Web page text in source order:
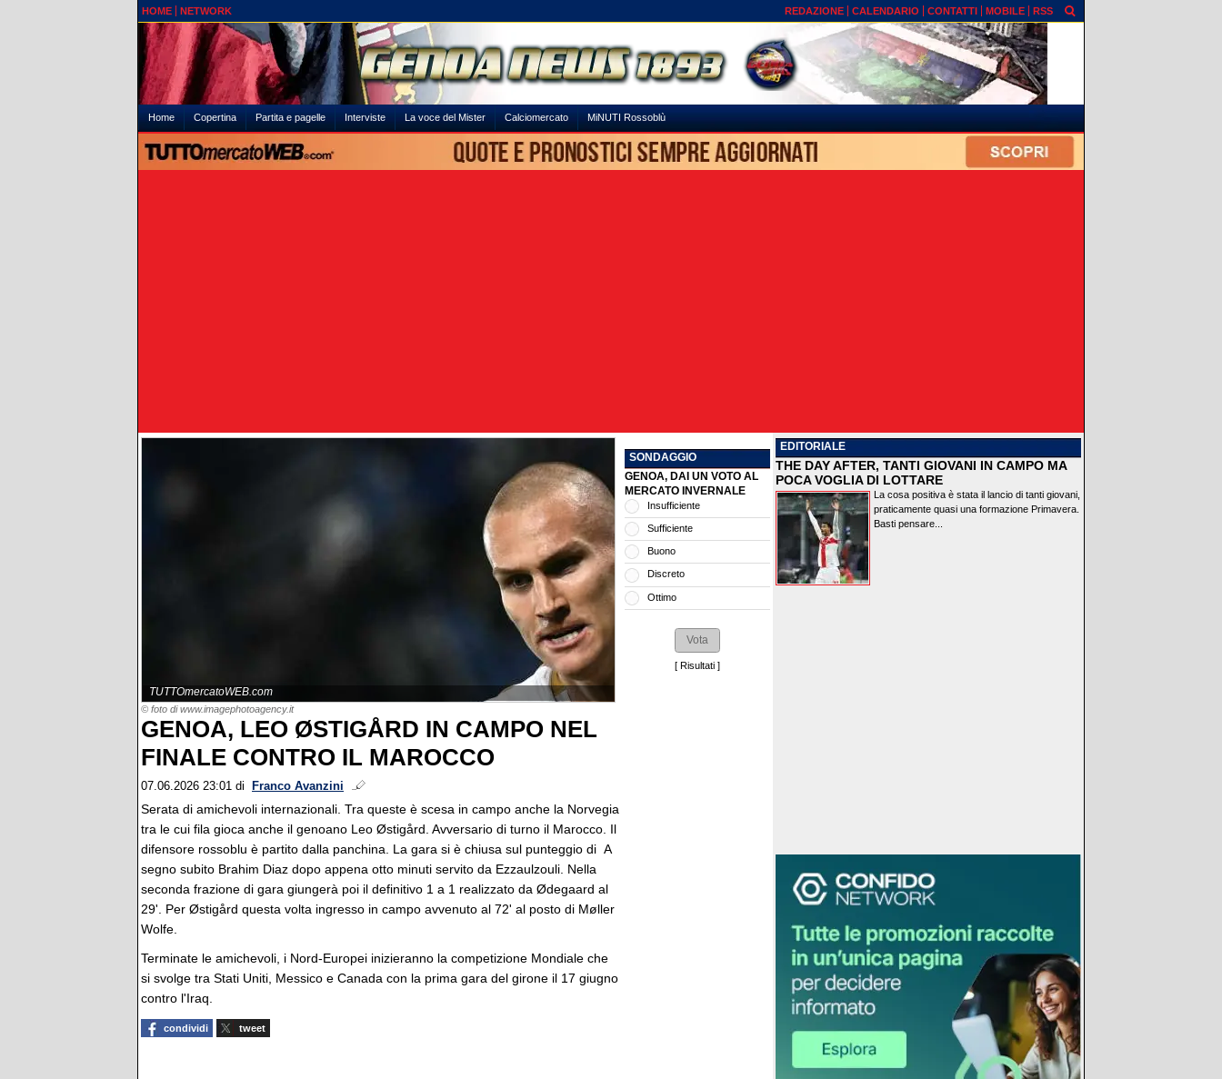
HOME NETWORK REDAZIONE CALENDARIO CONTATTI MOBILE RSS
Home Copertina Partita e pagelle Interviste La voce del Mister Calciomercato MiNUTI Rossoblù
TUTTOmercatoWEB.com
© foto di www.imagephotoagency.it
GENOA, LEO ØSTIGÅRD IN CAMPO NEL
FINALE CONTRO IL MAROCCO
07.06.2026 23:01 di Franco Avanzini
Serata di amichevoli internazionali. Tra queste è scesa in campo anche la Norvegia
tra le cui fila gioca anche il genoano Leo Østigård. Avversario di turno il Marocco. Il
difensore rossoblu è partito dalla panchina. La gara si è chiusa sul punteggio di A
segno subito Brahim Diaz dopo appena otto minuti servito da Ezzaulzouli. Nella
seconda frazione di gara giungerà poi il definitivo 1 a 1 realizzato da Ødegaard al
29'. Per Østigård questa volta ingresso in campo avvenuto al 72' al posto di Møller
Wolfe.
Terminate le amichevoli, i Nord-Europei inizieranno la competizione Mondiale che
si svolge tra Stati Uniti, Messico e Canada con la prima gara del girone il 17 giugno
contro l'Iraq.
condividi tweet
SONDAGGIO
GENOA, DAI UN VOTO AL
MERCATO INVERNALE
Insufficiente
Sufficiente
Buono
Discreto
Ottimo
[ Risultati ]
EDITORIALE
THE DAY AFTER, TANTI GIOVANI IN CAMPO MA
POCA VOGLIA DI LOTTARE
La cosa positiva è stata il lancio di tanti giovani,
praticamente quasi una formazione Primavera.
Basti pensare...